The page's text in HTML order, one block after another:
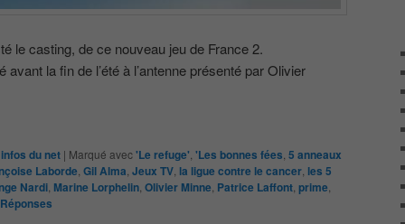
le casting, de ce nouveau jeu de France 2.
la fin de l’été à l’antenne présenté par Olivier
du net | Marqué avec'Le refuge' 'Les bonnes fées 5 anneaux
Laborde Gil Alma Jeux TV la ligue contre le cancer les 5
Nardi Marine Lorphelin Olivier Minne Patrice Laffont prime
Réponses